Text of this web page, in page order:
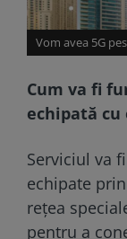
Vom avea 5G
Cum va fi
echipată cu
Serviciul va
echipate
reţea
pentru a